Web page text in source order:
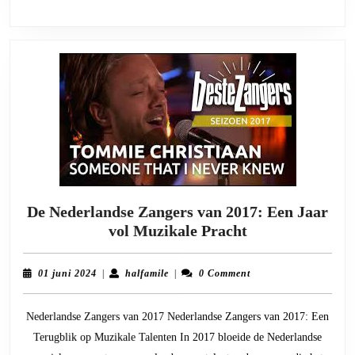
De Nederlandse Zangers van 2017: Een Jaar
vol Muzikale PrachtDe
Nederlandse
Zangers
Een
Jaar
01 juni 2024 01| halfamilehalfamile
| 0 Comment
Nederlandse Zangers van 2017 Nederlandse Zangers van 2017: Een
Terugblik op Muzikale Talenten In 2017 bloeide de Nederlandse